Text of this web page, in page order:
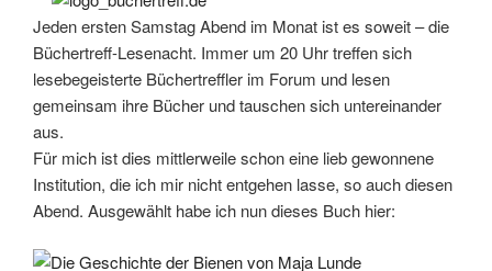
Jeden ersten Samstag Abend im Monat ist es soweit – die
Büchertreff-Lesenacht. Immer um 20 Uhr treffen sich
lesebegeisterte Büchertreffler im Forum und lesen
gemeinsam ihre Bücher und tauschen sich untereinander
aus.
Für mich ist dies mittlerweile schon eine lieb gewonnene
Institution, die ich mir nicht entgehen lasse, so auch diesen
Abend. Ausgewählt habe ich nun dieses Buch hier: